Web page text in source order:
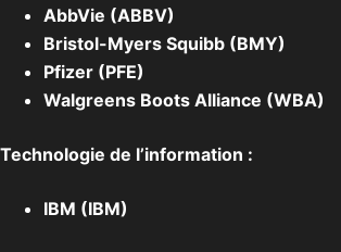
AbbVie (ABBV)
Bristol-Myers Squibb (BMY)
Pfizer (PFE)
Walgreens Boots Alliance (WBA)
Technologie de l’information :
IBM (IBM)